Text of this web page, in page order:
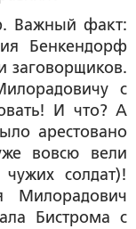
Важный факт:
Бенкендорф
заговорщиков.
с
И что? А
арестовано
вовсю вели
солдат)!
Бистрома с